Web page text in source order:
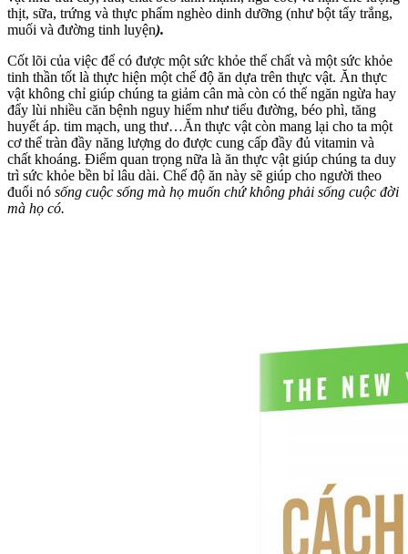
thịt, sữa, trứng và thực phẩm nghèo dinh dưỡng (như bột tẩy trắng,
muối và đường tinh luyện).
Cốt lõi của việc để có được một sức khỏe thể chất và một sức khỏe
tinh thần tốt là thực hiện một chế độ ăn dựa trên thực vật. Ăn thực
vật không chỉ giúp chúng ta giảm cân mà còn có thể ngăn ngừa hay
đẩy lùi nhiều căn bệnh nguy hiểm như tiểu đường, béo phì, tăng
huyết áp. tim mạch, ung thư…Ăn thực vật còn mang lại cho ta một
cơ thể tràn đầy năng lượng do được cung cấp đầy đủ vitamin và
chất khoáng. Điểm quan trọng nữa là ăn thực vật giúp chúng ta duy
trì sức khỏe bền bỉ lâu dài. Chế độ ăn này sẽ giúp cho người theo
đuổi nó sống cuộc sống mà họ muốn chứ không phải sống cuộc đời
mà họ có.